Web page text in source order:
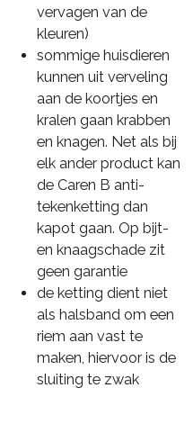
vervagen van de
kleuren)
sommige huisdieren
kunnen uit verveling
aan de koortjes en
kralen gaan krabben
en knagen. Net als bij
elk ander product kan
de Caren B anti-
tekenketting dan
kapot gaan. Op bijt-
en knaagschade zit
geen garantie
de ketting dient niet
als halsband om een
riem aan vast te
maken, hiervoor is de
sluiting te zwak